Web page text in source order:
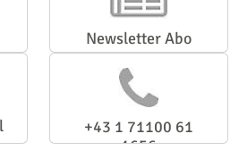
Newsletter Abo
+43 1 71100 61
1656